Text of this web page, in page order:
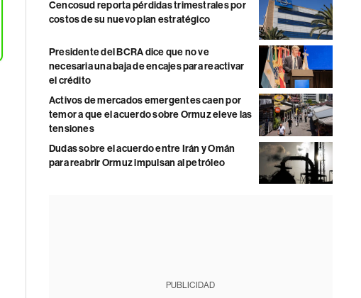
Cencosud reporta pérdidas trimestrales por
costos de su nuevo plan estratégico
Presidente del BCRA dice que no ve
necesaria una baja de encajes para reactivar
el crédito
Activos de mercados emergentes caen por
temor a que el acuerdo sobre Ormuz eleve las
tensiones
Dudas sobre el acuerdo entre Irán y Omán
para reabrir Ormuz impulsan al petróleo
PUBLICIDAD